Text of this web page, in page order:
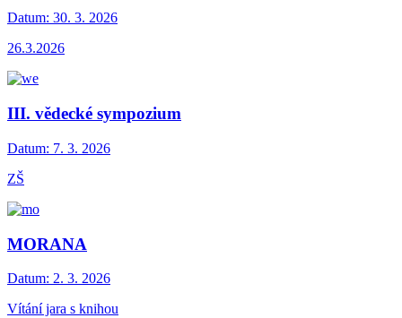
Datum: 30. 3. 2026
26.3.2026
III. vědecké sympozium
Datum: 7. 3. 2026
ZŠ
MORANA
Datum: 2. 3. 2026
Vítání jara s knihou